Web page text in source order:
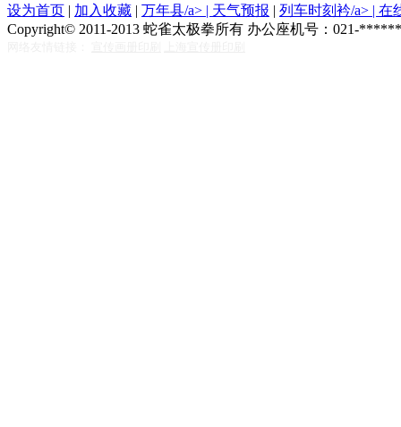
设为首页 | 加入收藏 | 万年县/a> | 天气预报 | 列车时刻衿/a> | 在
Copyright© 2011-2013 蛇雀太极拳所有 办公座机号：021-